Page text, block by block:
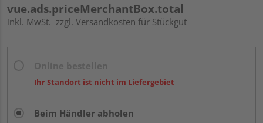
vue.ads.priceMerchantBox.total
inkl. MwSt. zzgl. Versandkosten für Stückgut
Ihr Standort ist nicht im Liefergebiet
Beim Händler abholen